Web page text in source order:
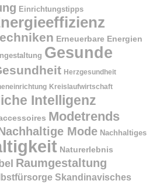
Einrichtungstipps
Erneuerbare Energien
Gesunde
Herzgesundheit
Kreislaufwirtschaft
Intelligenz
Modetrends
Mode Nachhaltiges
Naturerlebnis
Raumgestaltung
Skandinavisches